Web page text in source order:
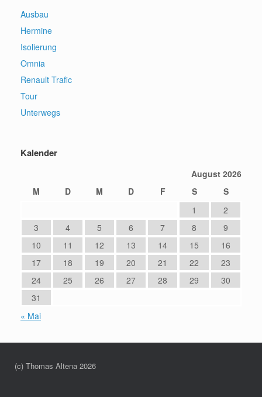
Ausbau
Hermine
Isolierung
Omnia
Renault Trafic
Tour
Unterwegs
Kalender
August 2026
M
D M D F S
S
1
2
3
4 5 6 7 8
9
10
11 12 13 14 15
16
17
18 19 20 21 22
23
24
25 26 27 28 29
30
31
« Mai
(c) Thomas Altena 2026